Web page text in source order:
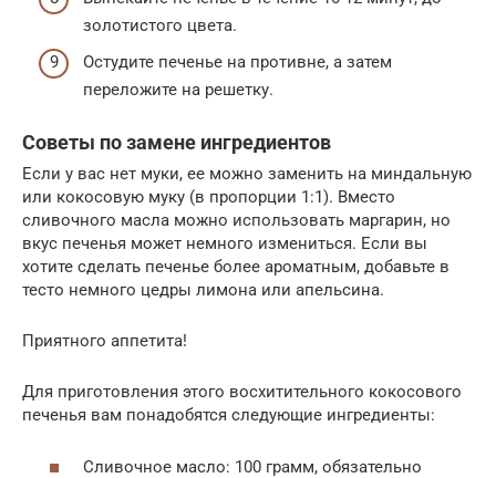
золотистого цвета.
Остудите печенье на противне, а затем
переложите на решетку.
Советы по замене ингредиентов
Если у вас нет муки, ее можно заменить на миндальную
или кокосовую муку (в пропорции 1:1). Вместо
сливочного масла можно использовать маргарин, но
вкус печенья может немного измениться. Если вы
хотите сделать печенье более ароматным, добавьте в
тесто немного цедры лимона или апельсина.
Приятного аппетита!
Для приготовления этого восхитительного кокосового
печенья вам понадобятся следующие ингредиенты:
Сливочное масло: 100 грамм, обязательно